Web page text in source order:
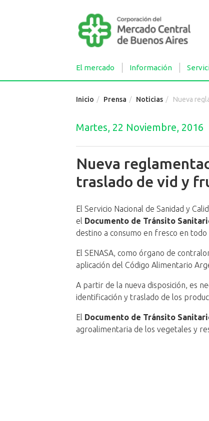
El mercado Información
Inicio Prensa Noticias Nueva
Martes, 22 Noviembre, 2016
Nueva
traslado de vid y
El Servicio Nacional de Sanidad y
el Documento de Tránsito
destino a consumo en fresco en todo
El SENASA, como órgano de
aplicación del Código Alimentario
A partir de la nueva disposición, es
identificación y traslado de los
El Documento de Tránsito
agroalimentaria de los vegetales y